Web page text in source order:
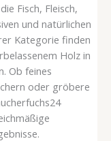
Fisch, Fleisch,
und natürlichen
Kategorie finden
Holz in
Ob feines
oder gröbere